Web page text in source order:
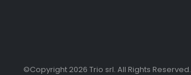
©Copyright 2026 Trio srl. All Rights Reserved.